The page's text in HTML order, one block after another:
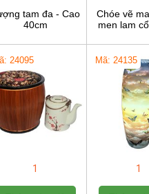
tam đa - Cao
40cm
Chóe vẽ
men lam
24095
1
Mã: 24135
1